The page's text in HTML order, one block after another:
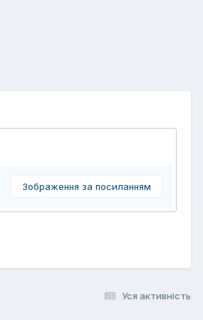
Зображення за посиланням
Уся активність